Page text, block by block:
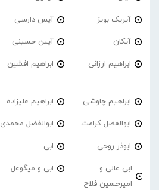
آیریک بویز آیس دارسی
آیکان آیین حسینی
ابراهیم ارزانی ابراهیم افشین
ابراهیم چاوشی ابراهیم علیزاده
ابوالفضل کرامت ابوالفضل محمدی
ابوذر روحی ابی
ابی عالی و
امیرحسین فلاح
ابی و میگوعل